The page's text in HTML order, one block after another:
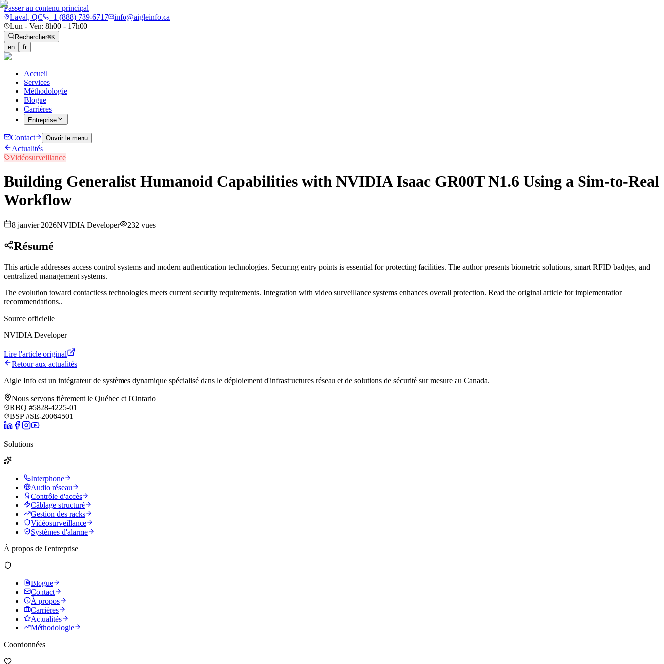
Passer au contenu principal
Laval, QC
+1 (888) 789-6717
info@aigleinfo.ca
Lun - Ven: 8h00 - 17h00
Rechercher⌘K
en
fr
Accueil
Services
Méthodologie
Blogue
Carrières
Entreprise
Contact Ouvrir le menu
Actualités
Vidéosurveillance
Building Generalist Humanoid Capabilities with NVIDIA Isaac GR00T N1.6 Using a Sim-to-Real
Workflow
8 janvier 2026NVIDIA Developer 232 vues
Résumé
This article addresses access control systems and modern authentication technologies. Securing entry points is essential for protecting facilities. The author presents biometric solutions, smart RFID badges, and
centralized management systems.
The evolution toward contactless technologies meets current security requirements. Integration with video surveillance systems enhances overall protection. Read the original article for implementation
recommendations..
Source officielle
NVIDIA Developer
Lire l'article original
Retour aux actualités
Aigle Info est un intégrateur de systèmes dynamique spécialisé dans le déploiement d'infrastructures réseau et de solutions de sécurité sur mesure au Canada.
Nous servons fièrement le Québec et l'Ontario
RBQ #5828-4225-01
BSP #SE-20064501
Solutions
Interphone
Audio réseau
Contrôle d'accès
Câblage structuré
Gestion des racks
Vidéosurveillance
Systèmes d'alarme
À propos de l'entreprise
Blogue
Contact
À propos
Carrières
Actualités
Méthodologie
Coordonnées